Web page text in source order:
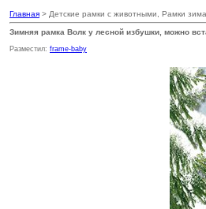
Главная > Детские рамки с животными, Рамки
Зимняя рамка Волк у лесной избушки, можно
Разместил: frame-baby